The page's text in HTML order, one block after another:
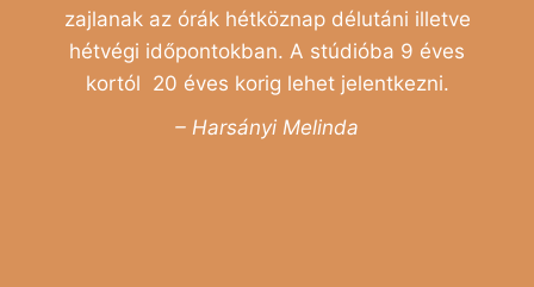
zajlanak az órák hétköznap délutáni illetve
hétvégi időpontokban. A stúdióba 9 éves
kortól 20 éves korig lehet jelentkezni.
– Harsányi Melinda